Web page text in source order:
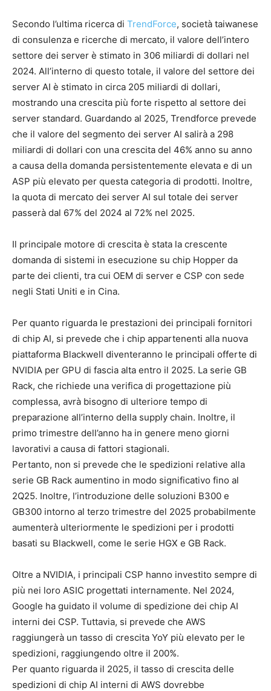
Secondo l’ultima ricerca di TrendForce, società taiwanese
di consulenza e ricerche di mercato, il valore dell’intero
settore dei server è stimato in 306 miliardi di dollari nel
2024. All’interno di questo totale, il valore del settore dei
server AI è stimato in circa 205 miliardi di dollari,
mostrando una crescita più forte rispetto al settore dei
server standard. Guardando al 2025, Trendforce prevede
che il valore del segmento dei server AI salirà a 298
miliardi di dollari con una crescita del 46% anno su anno
a causa della domanda persistentemente elevata e di un
ASP più elevato per questa categoria di prodotti. Inoltre,
la quota di mercato dei server AI sul totale dei server
passerà dal 67% del 2024 al 72% nel 2025.
Il principale motore di crescita è stata la crescente
domanda di sistemi in esecuzione su chip Hopper da
parte dei clienti, tra cui OEM di server e CSP con sede
negli Stati Uniti e in Cina.
Per quanto riguarda le prestazioni dei principali fornitori
di chip AI, si prevede che i chip appartenenti alla nuova
piattaforma Blackwell diventeranno le principali offerte di
NVIDIA per GPU di fascia alta entro il 2025. La serie GB
Rack, che richiede una verifica di progettazione più
complessa, avrà bisogno di ulteriore tempo di
preparazione all’interno della supply chain. Inoltre, il
primo trimestre dell’anno ha in genere meno giorni
lavorativi a causa di fattori stagionali.
Pertanto, non si prevede che le spedizioni relative alla
serie GB Rack aumentino in modo significativo fino al
2Q25. Inoltre, l’introduzione delle soluzioni B300 e
GB300 intorno al terzo trimestre del 2025 probabilmente
aumenterà ulteriormente le spedizioni per i prodotti
basati su Blackwell, come le serie HGX e GB Rack.
Oltre a NVIDIA, i principali CSP hanno investito sempre di
più nei loro ASIC progettati internamente. Nel 2024,
Google ha guidato il volume di spedizione dei chip AI
interni dei CSP. Tuttavia, si prevede che AWS
raggiungerà un tasso di crescita YoY più elevato per le
spedizioni, raggiungendo oltre il 200%.
Per quanto riguarda il 2025, il tasso di crescita delle
spedizioni di chip AI interni di AWS dovrebbe